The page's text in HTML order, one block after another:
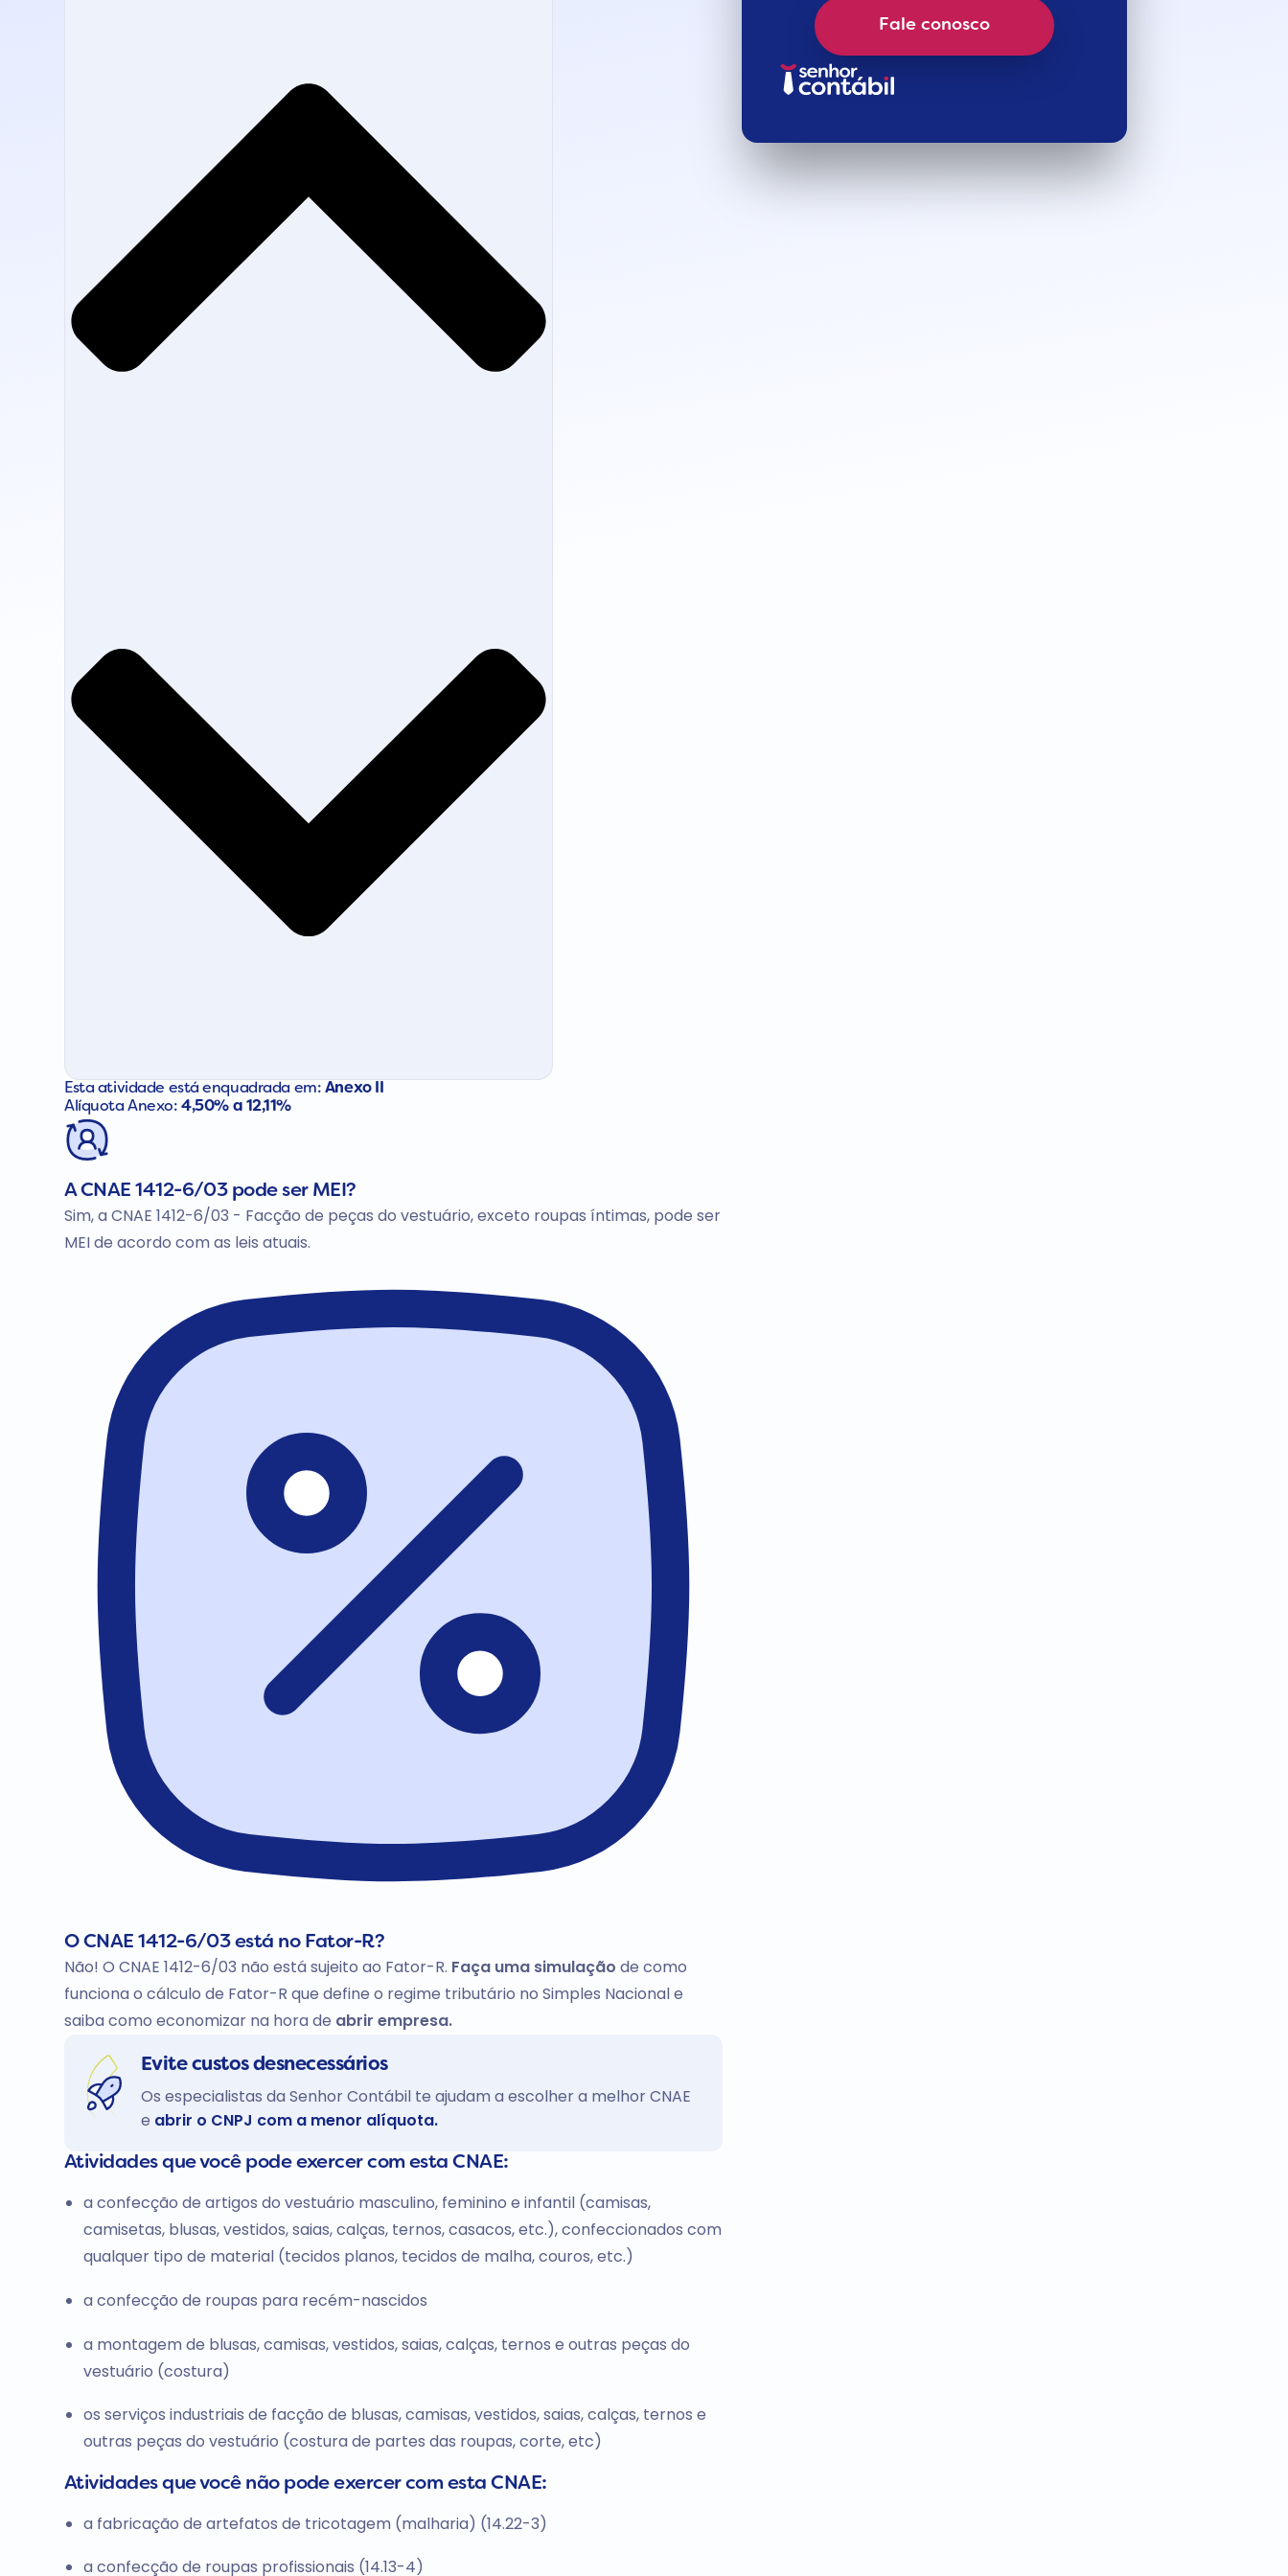
Esta atividade está enquadrada em: Anexo II
Alíquota Anexo:4,50% a 12,11%
A CNAE 1412-6/03 pode ser MEI?
Sim, a CNAE 1412-6/03 - Facção de peças do vestuário, exceto roupas íntimas, pode ser
MEI de acordo com as leis atuais.
O CNAE 1412-6/03 está no Fator-R?
Não! O CNAE 1412-6/03 não está sujeito ao Fator-R. Faça uma simulação de como
funciona o cálculo de Fator-R que define o regime tributário no Simples Nacional e
saiba como economizar na hora de abrir empresa.
Evite custos desnecessários
Os especialistas da Senhor Contábil te ajudam a escolher a melhor CNAE
e abrir o CNPJ com a menor alíquota.
Atividades que você pode exercer com esta CNAE:
a confecção de artigos do vestuário masculino, feminino e infantil (camisas,
camisetas, blusas, vestidos, saias, calças, ternos, casacos, etc.), confeccionados com
qualquer tipo de material (tecidos planos, tecidos de malha, couros, etc.)
a confecção de roupas para recém-nascidos
a montagem de blusas, camisas, vestidos, saias, calças, ternos e outras peças do
vestuário (costura)
os serviços industriais de facção de blusas, camisas, vestidos, saias, calças, ternos e
outras peças do vestuário (costura de partes das roupas, corte, etc)
Atividades que você não pode exercer com esta CNAE:
a fabricação de artefatos de tricotagem (malharia) (14.22-3)
a confecção de roupas profissionais (14.13-4)
Fale conosco